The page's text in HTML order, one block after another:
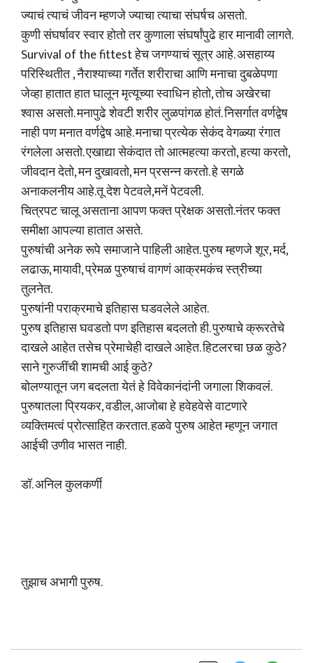
ज्याचं त्याचं जीवन म्हणजे ज्याचा त्याचा संघर्षच असतो.
कुणी संघर्षावर स्वार होतो तर कुणाला संघर्षांपुढे हार मानावी लागते.
Survival of the fittest हेच जगण्याचं सूत्र आहे. असहाय्य
परिस्थितीत , नैराश्याच्या गर्तेत शरीराचा आणि मनाचा दुबळेपणा
जेव्हा हातात हात घालून मृत्यूच्या स्वाधिन होतो, तोच अखेरचा
श्वास असतो. मनापुढे शेवटी शरीर लुळपांगळ होतं. निसर्गात वर्णद्वेष
नाही पण मनात वर्णद्वेष आहे. मनाचा प्रत्येक सेकंद वेगळ्या रंगात
रंगलेला असतो. एखाद्या सेकंदात तो आत्महत्या करतो, हत्या करतो,
जीवदान देतो, मन दुखावतो, मन प्रसन्न करतो. हे सगळे
अनाकलनीय आहे.तू देश पेटवले,मनें पेटवली.
चित्रपट चालू असताना आपण फक्त प्रेक्षक असतो.नंतर फक्त
समीक्षा आपल्या हातात असते.
पुरुषांची अनेक रूपे समाजाने पाहिली आहेत. पुरुष म्हणजे शूर, मर्द,
लढाऊ, मायावी, प्रेमळ पुरुषाचं वागणं आक्रमकंच स्त्रीच्या
तुलनेत.
पुरुषांनी पराक्रमाचे इतिहास घडवलेले आहेत.
पुरुष इतिहास घवडतो पण इतिहास बदलतो ही. पुरुषाचे क्रूरतेचे
दाखले आहेत तसेच प्रेमाचेही दाखले आहेत. हिटलरचा छळ कुठे?
साने गुरुजींची शामची आई कुठे?
बोलण्यातून जग बदलता येतं हे विवेकानंदांनी जगाला शिकवलं.
पुरुषातला प्रियकर, वडील, आजोबा हे हवेहवेसे वाटणारे
व्यक्तिमत्वं प्रोत्साहित करतात. हळवे पुरुष आहेत म्हणून जगात
आईची उणीव भासत नाही.
डॉ. अनिल कुलकर्णी
तुझाच अभागी पुरुष.